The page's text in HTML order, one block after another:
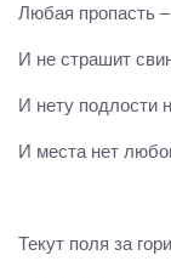
Любая пропасть
И не страшит
И нету подлости
И места нет
Текут поля за